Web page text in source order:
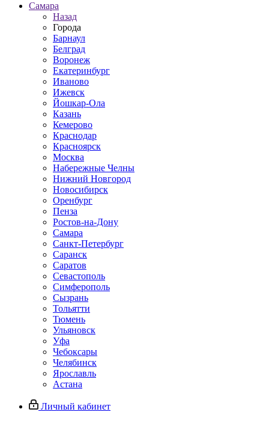
Самара
Назад
Города
Барнаул
Белград
Воронеж
Екатеринбург
Иваново
Ижевск
Йошкар-Ола
Казань
Кемерово
Краснодар
Красноярск
Москва
Набережные Челны
Нижний Новгород
Новосибирск
Оренбург
Пенза
Ростов-на-Дону
Самара
Санкт-Петербург
Саранск
Саратов
Севастополь
Симферополь
Сызрань
Тольятти
Тюмень
Ульяновск
Уфа
Чебоксары
Челябинск
Ярославль
Астана
Личный кабинет